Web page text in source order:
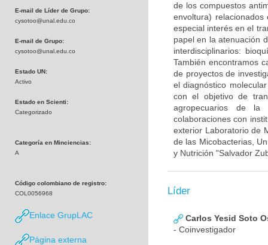
E-mail de Líder de Grupo:
cysotoo@unal.edu.co
E-mail de Grupo:
cysotoo@unal.edu.co
Estado UN:
Activo
Estado en Scienti:
Categorizado
Categoría en Minciencias:
A
Código colombiano de registro:
COL0056968
Enlace GrupLAC
Página externa
de los compuestos
envoltura)
especial interés en el
papel en la atenuación
interdisciplinarios:
También encontramos
de proyectos de
el diagnóstico
con el objetivo de
agropecuarios de la
colaboraciones con
exterior Laboratorio de
de las Micobacterias,
y Nutrición "Salvador
Líder
Carlos Yesid Soto
- Coinvestigador